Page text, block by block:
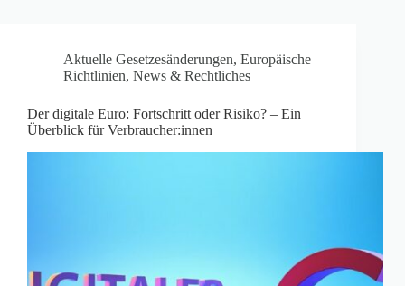
Aktuelle Gesetzesänderungen, Europäische
Richtlinien, News & Rechtliches
Der digitale Euro: Fortschritt oder Risiko? – Ein
Überblick für Verbraucher:innen